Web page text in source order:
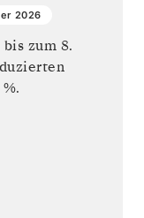
2026
zum 8.